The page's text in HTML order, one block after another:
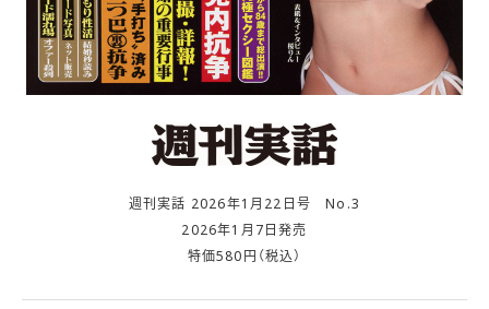
週刊実話 2026年1月22日号 No.3
2026年1月7日発売
特価580円（税込）